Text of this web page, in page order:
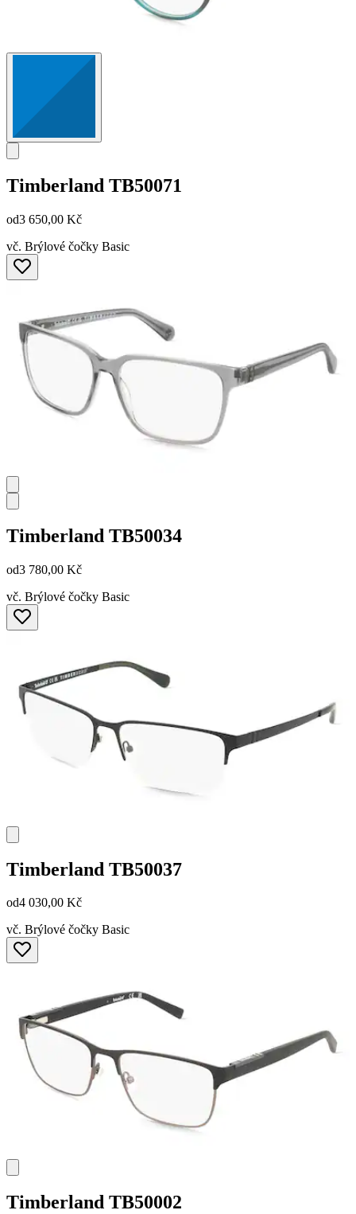
Timberland TB50071
od3 650,00 Kč
vč. Brýlové čočky Basic
Timberland TB50034
od3 780,00 Kč
vč. Brýlové čočky Basic
Timberland TB50037
od4 030,00 Kč
vč. Brýlové čočky Basic
Timberland TB50002